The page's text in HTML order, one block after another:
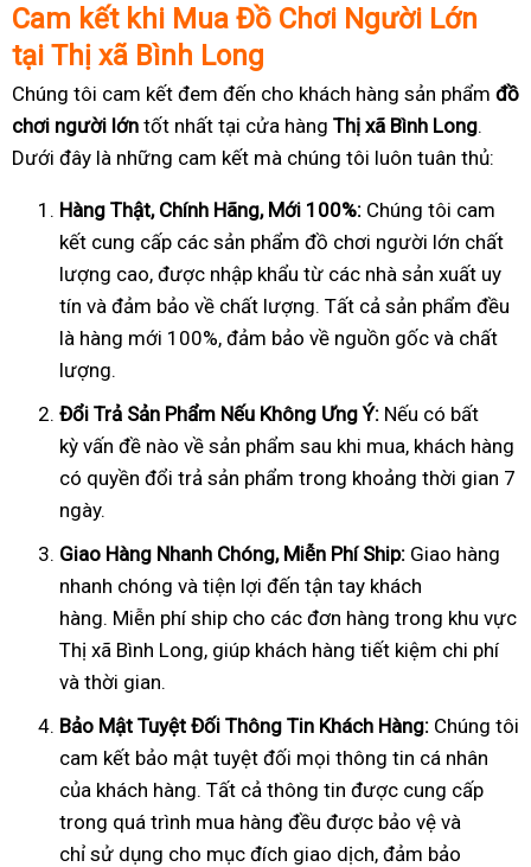
Cam kết khi Mua Đồ Chơi Người Lớn
tại Thị xã Bình Long
Chúng tôi cam kết đem đến cho khách hàng sản phẩm đồ
chơi người lớn tốt nhất tại cửa hàng Thị xã Bình Long.
Dưới đây là những cam kết mà chúng tôi luôn tuân thủ:
Hàng Thật, Chính Hãng, Mới 100%: Chúng tôi cam
kết cung cấp các sản phẩm đồ chơi người lớn chất
lượng cao, được nhập khẩu từ các nhà sản xuất uy
tín và đảm bảo về chất lượng. Tất cả sản phẩm đều
là hàng mới 100%, đảm bảo về nguồn gốc và chất
lượng.
Đổi Trả Sản Phẩm Nếu Không Ưng Ý: Nếu có bất
kỳ vấn đề nào về sản phẩm sau khi mua, khách hàng
có quyền đổi trả sản phẩm trong khoảng thời gian 7
ngày.
Giao Hàng Nhanh Chóng, Miễn Phí Ship: Giao hàng
nhanh chóng và tiện lợi đến tận tay khách
hàng. Miễn phí ship cho các đơn hàng trong khu vực
Thị xã Bình Long, giúp khách hàng tiết kiệm chi phí
và thời gian.
Bảo Mật Tuyệt Đối Thông Tin Khách Hàng: Chúng tôi
cam kết bảo mật tuyệt đối mọi thông tin cá nhân
của khách hàng. Tất cả thông tin được cung cấp
trong quá trình mua hàng đều được bảo vệ và
chỉ sử dụng cho mục đích giao dịch, đảm bảo